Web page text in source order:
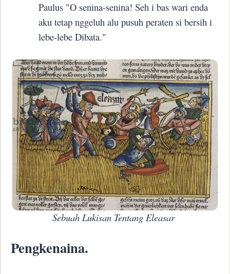
Paulus "O senina-senina! Seh i bas wari enda
aku tetap nggeluh alu pusuh peraten si bersih i
lebe-lebe Dibata."
Sebuah Lukisan Tentang Eleasar
Pengkenaina.